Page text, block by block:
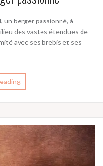
un berger passionné, à
des vastes étendues de
avec ses brebis et ses